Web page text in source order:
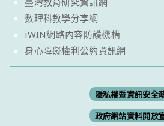
數理科教學分享網
iWIN網路內容防護機構
身心障礙權利公約資訊網
隱私權暨資訊安全
政府網站資料開放